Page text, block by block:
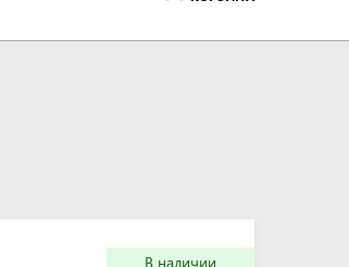
В наличии